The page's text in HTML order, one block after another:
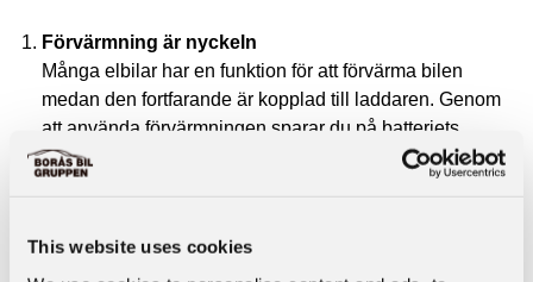
This website uses cookies
Förvärmning är nyckeln
Många elbilar har en funktion för att förvärma bilen
medan den fortfarande är kopplad till laddaren. Genom
att använda förvärmningen sparar du på batteriets
kapacitet, eftersom energin till uppvärmningen kommer
Ladda ofta och planera laddningen